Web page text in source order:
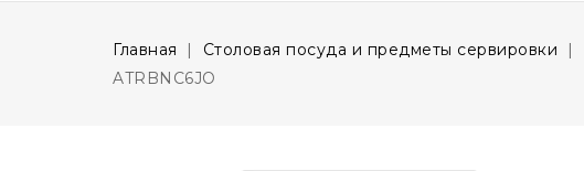
Главная Столовая посуда и предметы сервировки
ATRBNC6JO